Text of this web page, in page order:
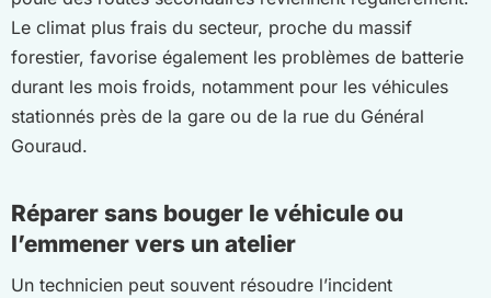
Le climat plus frais du secteur, proche du massif
forestier, favorise également les problèmes de batterie
durant les mois froids, notamment pour les véhicules
stationnés près de la gare ou de la rue du Général
Gouraud.
Réparer sans bouger le véhicule ou
l’emmener vers un atelier
Un technicien peut souvent résoudre l’incident